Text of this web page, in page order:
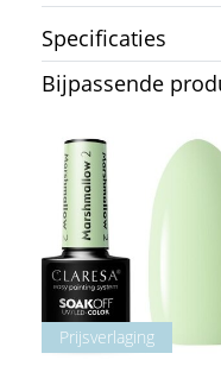
Specificaties
Bijpassende
Prijsverlaging